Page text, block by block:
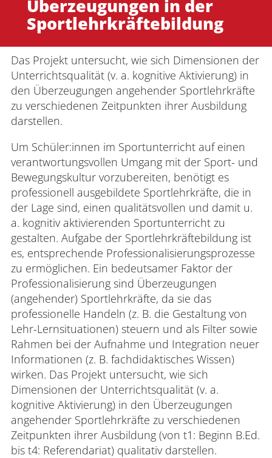
Überzeugungen in der
Sportlehrkräftebildung
Das Projekt untersucht, wie sich Dimensionen der
Unterrichtsqualität (v. a. kognitive Aktivierung) in
den Überzeugungen angehender Sportlehrkräfte
zu verschiedenen Zeitpunkten ihrer Ausbildung
darstellen.
Um Schüler:innen im Sportunterricht auf einen
verantwortungsvollen Umgang mit der Sport- und
Bewegungskultur vorzubereiten, benötigt es
professionell ausgebildete Sportlehrkräfte, die in
der Lage sind, einen qualitätsvollen und damit u.
a. kognitiv aktivierenden Sportunterricht zu
gestalten. Aufgabe der Sportlehrkräftebildung ist
es, entsprechende Professionalisierungsprozesse
zu ermöglichen. Ein bedeutsamer Faktor der
Professionalisierung sind Überzeugungen
(angehender) Sportlehrkräfte, da sie das
professionelle Handeln (z. B. die Gestaltung von
Lehr-Lernsituationen) steuern und als Filter sowie
Rahmen bei der Aufnahme und Integration neuer
Informationen (z. B. fachdidaktisches Wissen)
wirken. Das Projekt untersucht, wie sich
Dimensionen der Unterrichtsqualität (v. a.
kognitive Aktivierung) in den Überzeugungen
angehender Sportlehrkräfte zu verschiedenen
Zeitpunkten ihrer Ausbildung (von t1: Beginn B.Ed.
bis t4: Referendariat) qualitativ darstellen.